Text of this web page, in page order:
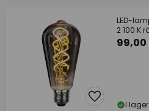
LED-
2 100 K
99,00
I lager